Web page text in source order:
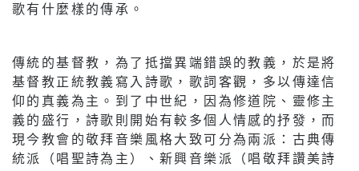
歌有什麼樣的傳承。
傳統的基督教，為了抵擋異端錯誤的教義，於是將
基督教正統教義寫入詩歌，歌詞客觀，多以傳達信
仰的真義為主。到了中世紀，因為修道院、靈修主
義的盛行，詩歌則開始有較多個人情感的抒發，而
現今教會的敬拜音樂風格大致可分為兩派：古典傳
統派（唱聖詩為主）、新興音樂派（唱敬拜讚美詩